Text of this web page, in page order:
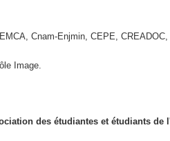
Cnam-Enjmin, CEPE,
Image.
des étudiantes et étudiants de